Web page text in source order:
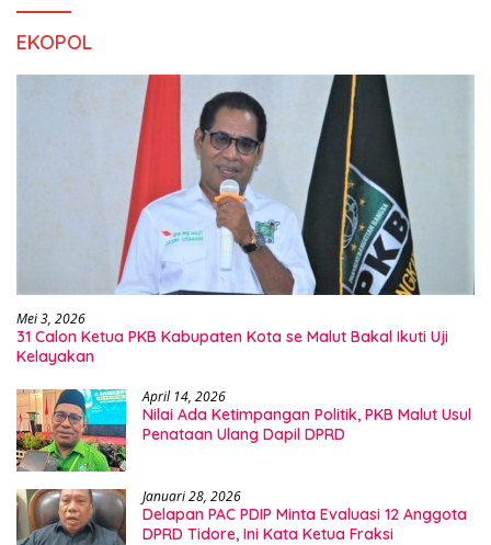
EKOPOL
Mei 3, 2026
31 Calon Ketua PKB Kabupaten Kota se Malut Bakal Ikuti Uji
Kelayakan
April 14, 2026
Nilai Ada Ketimpangan Politik, PKB Malut Usul
Penataan Ulang Dapil DPRD
Januari 28, 2026
Delapan PAC PDIP Minta Evaluasi 12 Anggota
DPRD Tidore, Ini Kata Ketua Fraksi